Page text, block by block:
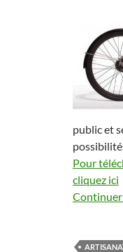
public et
Pour
cliquez ici